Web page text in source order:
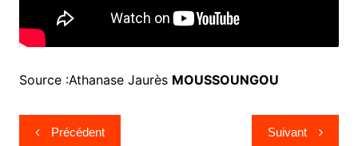
Source :Athanase Jaurès MOUSSOUNGOU
Précédent Suivant